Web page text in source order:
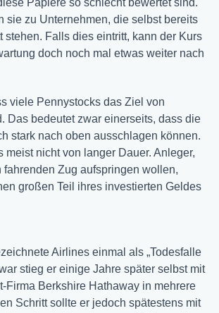
Papiere so schlecht bewertet sind.
sie zu Unternehmen, die selbst bereits
stehen. Falls dies eintritt, kann der Kurs
doch noch mal etwas weiter nach
viele Pennystocks das Ziel von
Das bedeutet zwar einerseits, dass die
stark nach oben ausschlagen können.
meist nicht von langer Dauer. Anleger,
fahrenden Zug aufspringen wollen,
großen Teil ihres investierten Geldes
Airlines einmal als „Todesfalle
stieg er einige Jahre später selbst mit
Firma Berkshire Hathaway in mehrere
Schritt sollte er jedoch spätestens mit